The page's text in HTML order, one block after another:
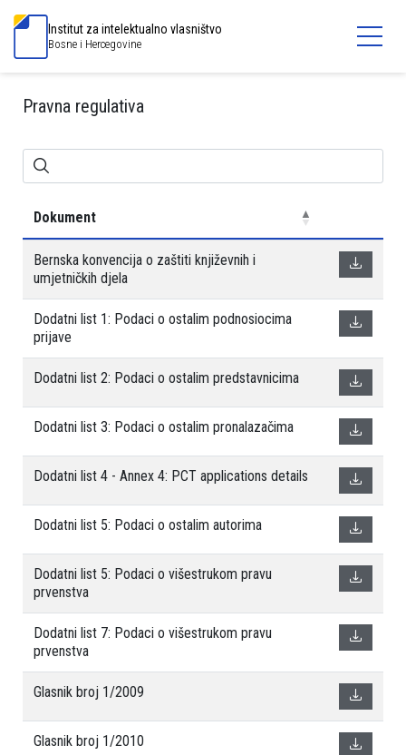
Institut za intelektualno vlasništvo
Bosne i Hercegovine
Pravna regulativa
Dokument
Bernska konvencija o zaštiti književnih i
umjetničkih djela
Dodatni list 1: Podaci o ostalim podnosiocima
prijave
Dodatni list 2: Podaci o ostalim predstavnicima
Dodatni list 3: Podaci o ostalim pronalazačima
Dodatni list 4 - Annex 4: PCT applications details
Dodatni list 5: Podaci o ostalim autorima
Dodatni list 5: Podaci o višestrukom pravu
prvenstva
Dodatni list 7: Podaci o višestrukom pravu
prvenstva
Glasnik broj 1/2009
Glasnik broj 1/2010